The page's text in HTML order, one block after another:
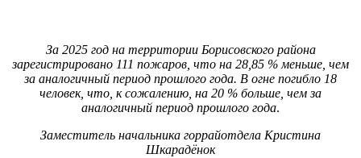
За 2025 год на территории Борисовского района
зарегистрировано 111 пожаров, что на 28,85 % меньше, чем
за аналогичный период прошлого года. В огне погибло 18
человек, что, к сожалению, на 20 % больше, чем за
аналогичный период прошлого года.
Заместитель начальника горрайотдела Кристина
Шкарадёнок